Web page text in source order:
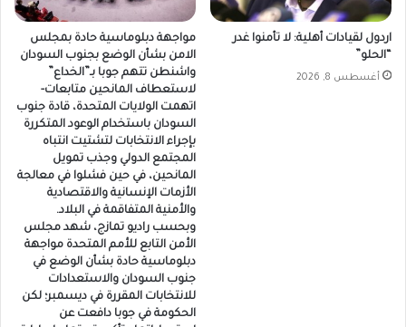
اردول لقيادات أهلية: لا تأمنوا غدر
“الحلو”
أغسطس 8, 2026
مواجهة دبلوماسية حادة بمجلس
الامن بشأن الوضع بجنوب السودان
واشنطن تتهم جوبا بـ”الخداع”
لاستعطاف المانحين متابعات-
اتهمت الولايات المتحدة، قادة جنوب
السودان باستخدام الوعود المتكررة
بإجراء الانتخابات لتشتيت انتباه
المجتمع الدولي وجذب تمويل
المانحين، في حين فشلوا في معالجة
الأزمات الإنسانية والاقتصادية
والأمنية المتفاقمة في البلاد.
وبحسب راديو تمازج، شهد مجلس
الأمن التابع للأمم المتحدة مواجهة
دبلوماسية حادة بشأن الوضع في
جنوب السودان والاستعدادات
للانتخابات المقررة في ديسمبر؛ لكن
الحكومة في جوبا دافعت عن